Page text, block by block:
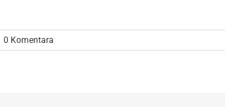
0 Komentara